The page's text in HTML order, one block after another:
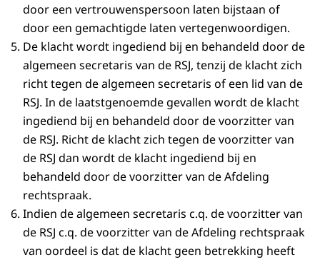
door een vertrouwenspersoon laten bijstaan of
door een gemachtigde laten vertegenwoordigen.
De klacht wordt ingediend bij en behandeld door de
algemeen secretaris van de RSJ, tenzij de klacht zich
richt tegen de algemeen secretaris of een lid van de
RSJ. In de laatstgenoemde gevallen wordt de klacht
ingediend bij en behandeld door de voorzitter van
de RSJ. Richt de klacht zich tegen de voorzitter van
de RSJ dan wordt de klacht ingediend bij en
behandeld door de voorzitter van de Afdeling
rechtspraak.
Indien de algemeen secretaris c.q. de voorzitter van
de RSJ c.q. de voorzitter van de Afdeling rechtspraak
van oordeel is dat de klacht geen betrekking heeft